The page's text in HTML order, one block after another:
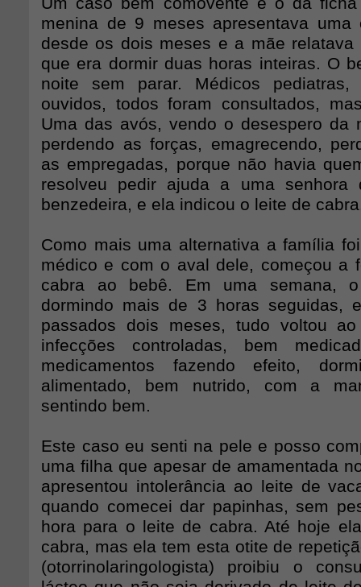
menina de 9 meses apresentava uma
desde os dois meses e a mãe
que era dormir duas horas inteiras. O
noite sem parar. Médicos pediatras,
ouvidos, todos foram consultados,
Uma das avós, vendo o desespero da
perdendo as forças, emagrecendo,
as empregadas, porque não havia
resolveu pedir ajuda a uma senhora
benzedeira, e ela indicou o leite de
Como mais uma alternativa a família
médico e com o aval dele, começou a
cabra ao bebê. Em uma semana,
dormindo mais de 3 horas seguidas,
passados dois meses, tudo voltou
infecções controladas, bem
medicamentos fazendo efeito,
alimentado, bem nutrido, com a
sentindo bem.
Este caso eu senti na pele e posso
uma filha que apesar de amamentada
apresentou intolerância ao leite de
quando comecei dar papinhas, sem
hora para o leite de cabra. Até hoje
cabra, mas ela tem esta otite de
(otorrinolaringologista) proibiu o